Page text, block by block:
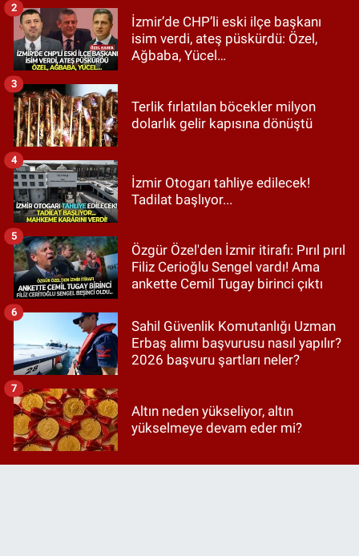
İzmir’de CHP’li eski ilçe başkanı
isim verdi, ateş püskürdü: Özel,
Ağbaba, Yücel…
2
Terlik fırlatılan böcekler milyon
dolarlık gelir kapısına dönüştü
3
İzmir Otogarı tahliye edilecek!
Tadilat başlıyor...
4
Özgür Özel'den İzmir itirafı: Pırıl pırıl
Filiz Cerioğlu Sengel vardı! Ama
ankette Cemil Tugay birinci çıktı
5
Sahil Güvenlik Komutanlığı Uzman
Erbaş alımı başvurusu nasıl yapılır?
2026 başvuru şartları neler?
6
Altın neden yükseliyor, altın
yükselmeye devam eder mi?
7